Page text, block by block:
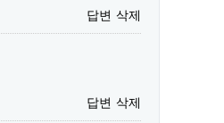
답변 삭제
답변 삭제